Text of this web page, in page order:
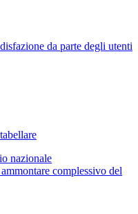
da parte degli utenti
nazionale
complessivo del